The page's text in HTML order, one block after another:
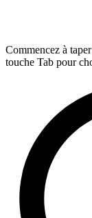
Commencez à
touche Tab pour